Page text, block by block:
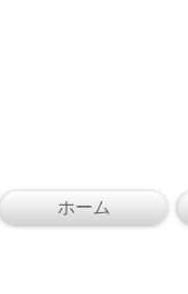
ホーム